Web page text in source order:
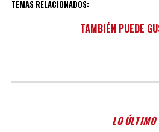
TEMAS RELACIONADOS:
TAMBIÉN PUEDE
LO ÚLTIMO